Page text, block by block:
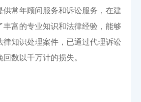
供常年顾问服务和诉讼服务，在建
丰富的专业知识和法律经验，能够
律知识处理案件，已通过代理诉讼
数以千万计的损失。